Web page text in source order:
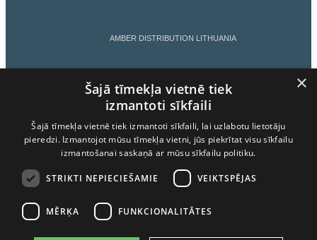
AMBER DISTRIBUTION LITHUANIA
AMBER DISTRIBUTION ESTONIA
AMBER LATVIJAS BALZAMS
LIETOŠANAS NOTEIKUMI
×
Šajā tīmekļa vietnē tiek
izmantoti sīkfaili
Šajā tīmekļa vietnē tiek izmantoti sīkfaili, lai uzlabotu lietotāju
pieredzi. Izmantojot mūsu tīmekļa vietni, jūs piekrītat visu sīkfailu
izmantošanai saskaņā ar mūsu sīkfailu politiku.
STRIKTI NEPIECIEŠAMIE VEIKTSPĒJAS
MĒRĶA FUNKCIONALITĀTES